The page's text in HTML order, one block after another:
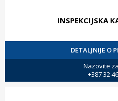
INSPEKCIJSKA
DETALJNIJE O
Nazovite
+387 32